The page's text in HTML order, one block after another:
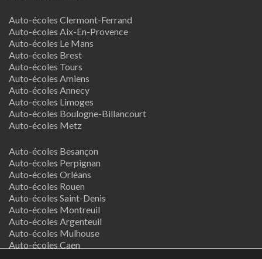
Auto-écoles Clermont-Ferrand
Auto-écoles Aix-En-Provence
Auto-écoles Le Mans
Auto-écoles Brest
Auto-écoles Tours
Auto-écoles Amiens
Auto-écoles Annecy
Auto-écoles Limoges
Auto-écoles Boulogne-Billancourt
Auto-écoles Metz
Auto-écoles Besançon
Auto-écoles Perpignan
Auto-écoles Orléans
Auto-écoles Rouen
Auto-écoles Saint-Denis
Auto-écoles Montreuil
Auto-écoles Argenteuil
Auto-écoles Mulhouse
Auto-écoles Caen